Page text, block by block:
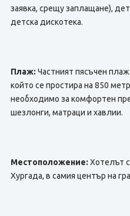
заявка, срещу заплащане),
детска дискотека.
Плаж: Частният пясъчен
който се простира на 850
необходимо за комфортен
шезлонги, матраци и хавлии.
Местоположение: Хотелът
Хургада, в самия център на